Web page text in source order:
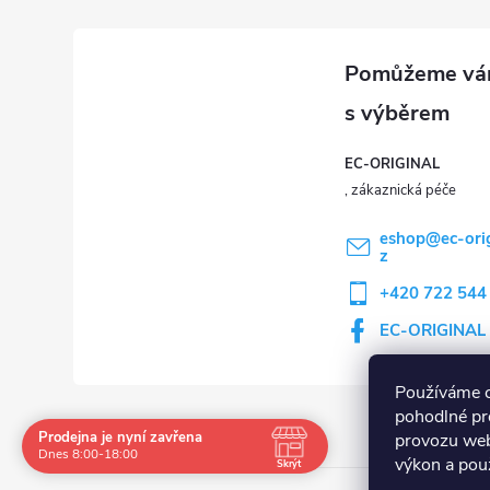
Používáme
pohodlné
provozu
výkon a
EC-ORIGINAL
eshop@ec-
z
+420 722
EC-ORIGINAL
Prodejna je nyní zavřena
Dnes 8:00-18:00
Skrýt
Navštivte nás osobně